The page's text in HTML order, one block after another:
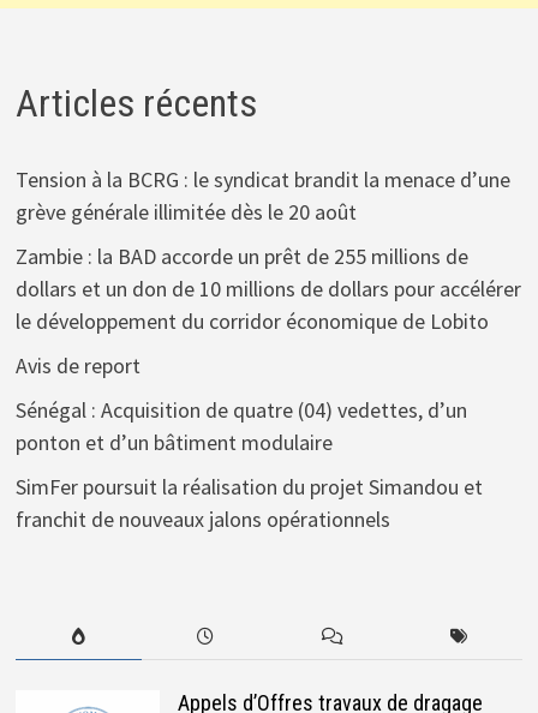
Articles récents
Tension à la BCRG : le syndicat brandit la menace d’une
grève générale illimitée dès le 20 août
Zambie : la BAD accorde un prêt de 255 millions de
dollars et un don de 10 millions de dollars pour accélérer
le développement du corridor économique de Lobito
Avis de report
Sénégal : Acquisition de quatre (04) vedettes, d’un
ponton et d’un bâtiment modulaire
SimFer poursuit la réalisation du projet Simandou et
franchit de nouveaux jalons opérationnels
Appels d’Offres travaux de dragage